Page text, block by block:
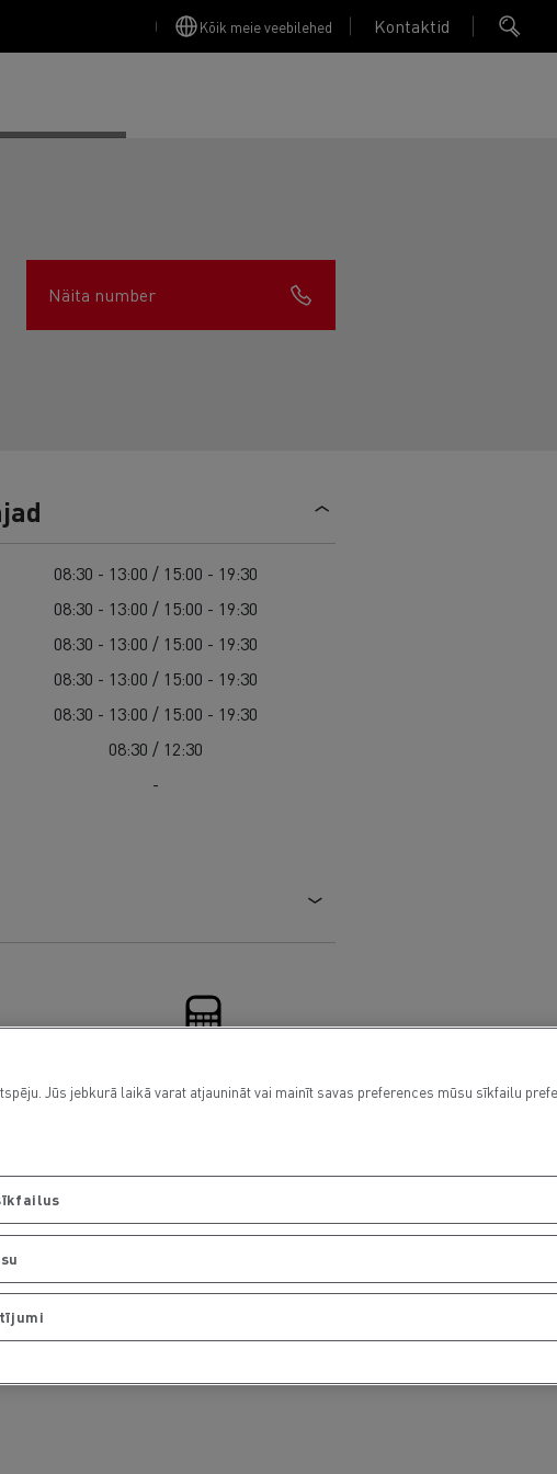
Kõik meie veebilehed Kontaktid
Finansējums un apdrošināšana
Apkope
Näita number
08:30 - 13:00 / 15:00 - 19:30
08:30 - 13:00 / 15:00 - 19:30
08:30 - 13:00 / 15:00 - 19:30
08:30 - 13:00 / 15:00 - 19:30
08:30 - 13:00 / 15:00 - 19:30
08:30 / 12:30
-
Jūs jebkurā laikā varat atjaunināt vai mainīt savas preferences mūsu sīkfailu